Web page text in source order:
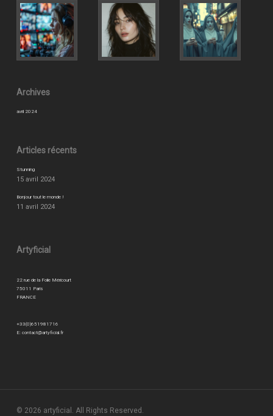
Archives
avril 2024
Articles récents
Stunning
15 avril 2024
Bonjour tout le monde !
11 avril 2024
Artyficial
22 rue de la Folie Méricourt
75011 Paris
FRANCE
+33(0)651981716
E: contact@artyficial.fr
© 2026 artyficial. All Rights Reserved.